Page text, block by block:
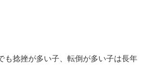
も捻挫が多い子、転倒が多い子は長年